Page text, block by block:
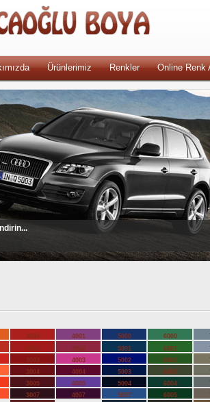
Ürünlerimiz Renkler Online Renk
3000 4001 5000 6000
3002 4002 5001 6001
3003 4003 5002 6002
3004 4004 5003 6003
3005 4005 5004 6004
3007 4007 5007 6005